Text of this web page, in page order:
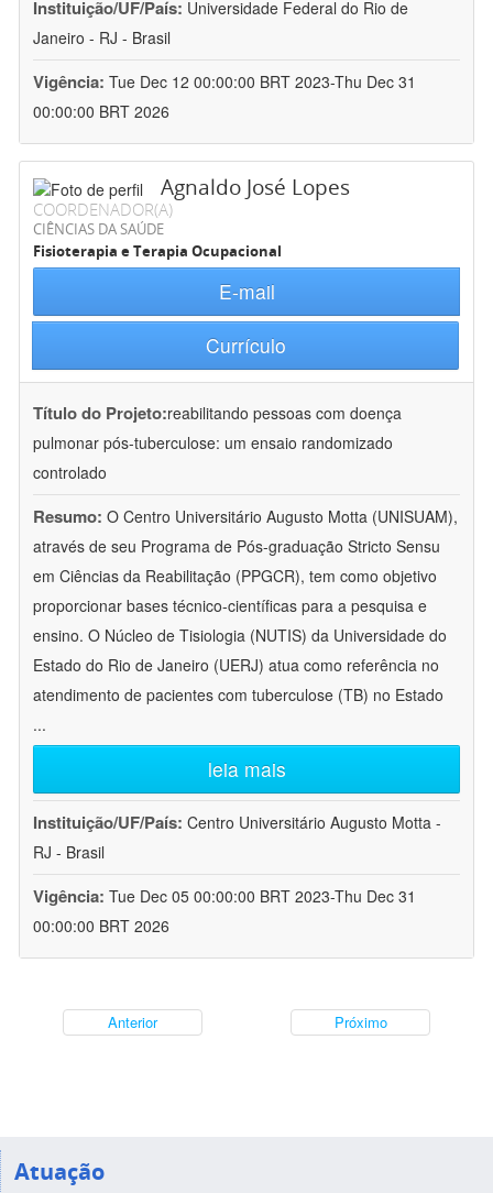
Instituição/UF/País: Universidade Federal do Rio de
Janeiro - RJ - Brasil
Vigência: Tue Dec 12 00:00:00 BRT 2023-Thu Dec 31
00:00:00 BRT 2026
Agnaldo José Lopes
COORDENADOR(A)
CIÊNCIAS DA SAÚDE
Fisioterapia e Terapia Ocupacional
E-mail
Currículo
Título do Projeto:reabilitando pessoas com doença
pulmonar pós-tuberculose: um ensaio randomizado
controlado
Resumo: O Centro Universitário Augusto Motta (UNISUAM),
através de seu Programa de Pós-graduação Stricto Sensu
em Ciências da Reabilitação (PPGCR), tem como objetivo
proporcionar bases técnico-científicas para a pesquisa e
ensino. O Núcleo de Tisiologia (NUTIS) da Universidade do
Estado do Rio de Janeiro (UERJ) atua como referência no
atendimento de pacientes com tuberculose (TB) no Estado
...
leia mais
Instituição/UF/País: Centro Universitário Augusto Motta -
RJ - Brasil
Vigência: Tue Dec 05 00:00:00 BRT 2023-Thu Dec 31
00:00:00 BRT 2026
Anterior Próximo
Atuação